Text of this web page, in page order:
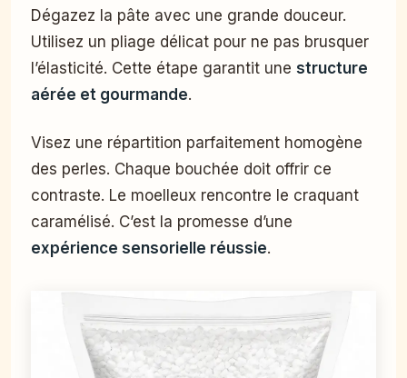
Dégazez la pâte avec une grande douceur.
Utilisez un pliage délicat pour ne pas brusquer
l’élasticité. Cette étape garantit une structure
aérée et gourmande.
Visez une répartition parfaitement homogène
des perles. Chaque bouchée doit offrir ce
contraste. Le moelleux rencontre le craquant
caramélisé. C’est la promesse d’une
expérience sensorielle réussie.